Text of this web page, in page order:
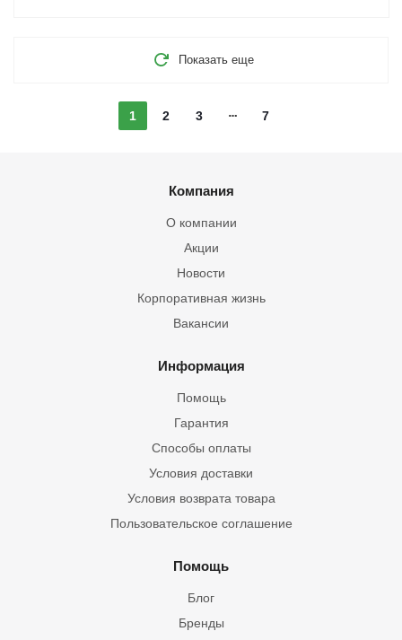
Показать еще
1 2 3 7
Компания
О компании
Акции
Новости
Корпоративная жизнь
Вакансии
Информация
Помощь
Гарантия
Способы оплаты
Условия доставки
Условия возврата товара
Пользовательское соглашение
Помощь
Блог
Бренды